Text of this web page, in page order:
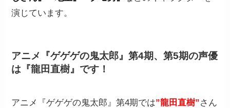
演じています。
アニメ『ゲゲゲの鬼太郎』第4期、第5期の声優
は『龍田直樹』です！
アニメ『ゲゲゲの鬼太郎』第4期では”龍田直樹”さん